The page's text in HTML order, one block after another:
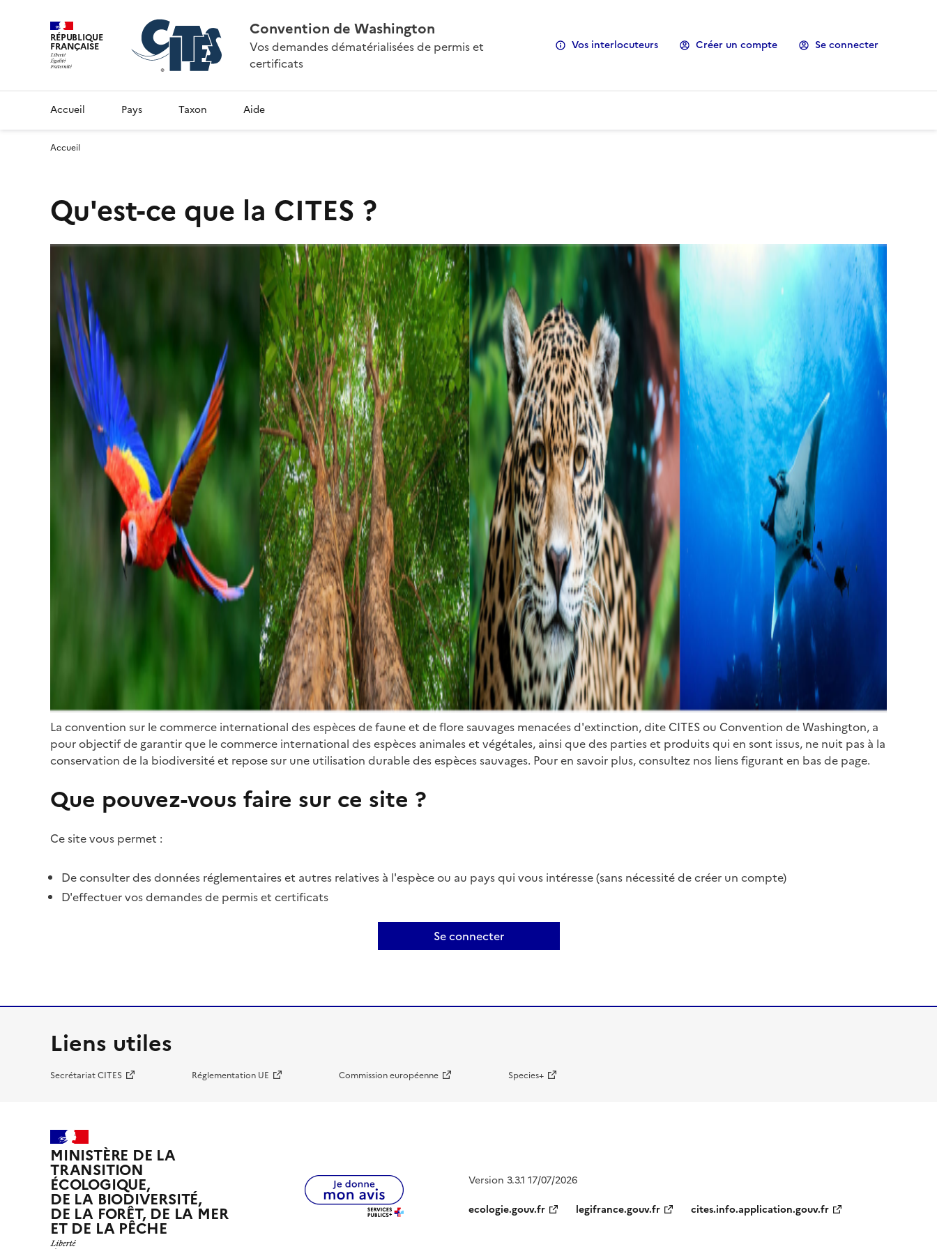
RÉPUBLIQUE
FRANÇAISE
Convention de Washington
Vos demandes dématérialisées de permis et
certificats
Vos interlocuteurs Créer un compte Se connecter
Accueil Pays Taxon Aide
Accueil
Qu'est-ce que la CITES ?
La convention sur le commerce international des espèces de faune et de flore sauvages menacées d'extinction, dite CITES ou Convention de Washington, a
pour objectif de garantir que le commerce international des espèces animales et végétales, ainsi que des parties et produits qui en sont issus, ne nuit pas à la
conservation de la biodiversité et repose sur une utilisation durable des espèces sauvages. Pour en savoir plus, consultez nos liens figurant en bas de page.
Que pouvez-vous faire sur ce site ?
Ce site vous permet :
De consulter des données réglementaires et autres relatives à l'espèce ou au pays qui vous intéresse (sans nécessité de créer un compte)
D'effectuer vos demandes de permis et certificats
Se connecter
Liens utiles
Secrétariat CITES Réglementation UE Commission européenne Species+
MINISTÈRE DE LA
TRANSITION
ÉCOLOGIQUE,
DE LA BIODIVERSITÉ,
DE LA FORÊT, DE LA MER
ET DE LA PÊCHE
Version 3.3.1 17/07/2026
ecologie.gouv.fr
legifrance.gouv.fr cites.info.application.gouv.fr